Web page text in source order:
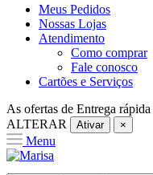
Meus Pedidos
Nossas Lojas
Atendimento
Como comprar
Fale conosco
Cartões e Serviços
As ofertas de Entrega rápida
ALTERAR
Ativar ×
Menu